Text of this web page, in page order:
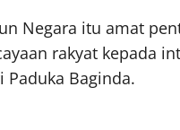
Negara itu amat
rakyat kepada
Paduka Baginda.